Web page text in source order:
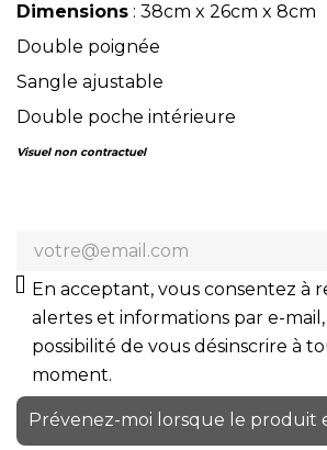
Dimensions : 38cm x 26cm x 8cm
Double poignée
Sangle ajustable
Double poche intérieure
Visuel non contractuel
En acceptant, vous consentez à
alertes et informations par e-mail,
possibilité de vous désinscrire à
moment.
Prévenez-moi lorsque le produit